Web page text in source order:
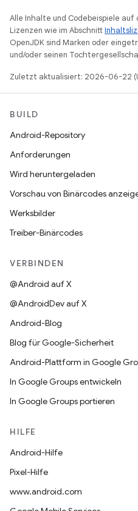
Alle Inhalte und Codebeispiele
Lizenzen wie im Abschnitt
OpenJDK sind Marken oder
und/oder seinen
Zuletzt aktualisiert: 2026-06-22
BUILD
Android-Repository
Anforderungen
Wird heruntergeladen
Vorschau von Binärcodes
Werksbilder
Treiber-Binärcodes
VERBINDEN
@Android auf X
@AndroidDev auf X
Android-Blog
Blog für Google-Sicherheit
Android-Plattform in Google
In Google Groups entwickeln
In Google Groups portieren
HILFE
Android-Hilfe
Pixel-Hilfe
www.android.com